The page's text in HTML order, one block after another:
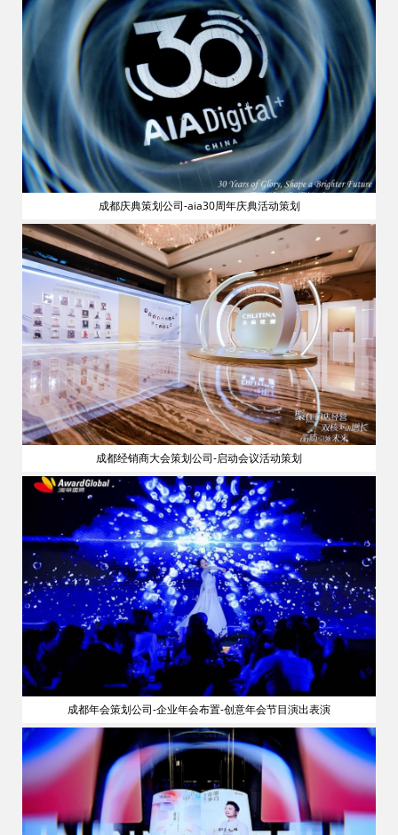
成都庆典策划公司-aia30周年庆典活动策划
成都经销商大会策划公司-启动会议活动策划
成都年会策划公司-企业年会布置-创意年会节目演出表演